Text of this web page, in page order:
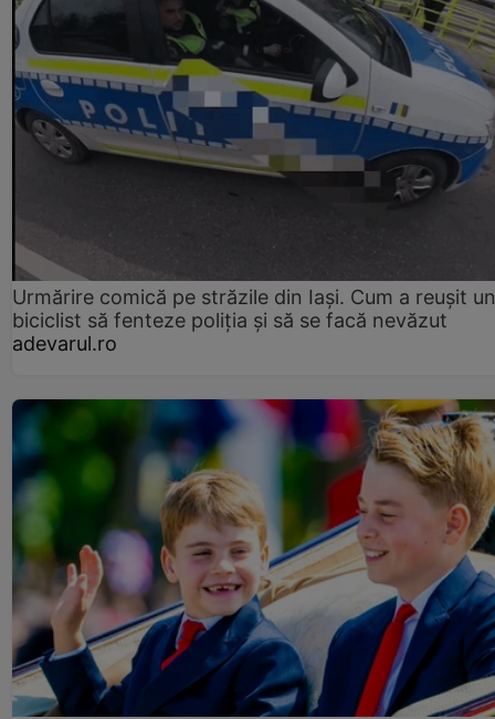
Urmărire comică pe străzile din Iași. Cum a reușit un
biciclist să fenteze poliția și să se facă nevăzut
adevarul.ro